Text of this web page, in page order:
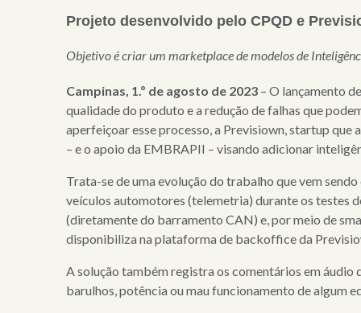
Projeto desenvolvido pelo CPQD e
Objetivo é criar um marketplace de modelos de
Campinas, 1.º de agosto de 2023 – O lançamento
qualidade do produto e a redução de falhas que
aperfeiçoar esse processo, a Previsiown, startup
– e o apoio da EMBRAPII – visando adicionar
Trata-se de uma evolução do trabalho que vem
veículos automotores (telemetria) durante os testes
(diretamente do barramento CAN) e, por meio de
disponibiliza na plataforma de backoffice da
A solução também registra os comentários em
barulhos, potência ou mau funcionamento de algum